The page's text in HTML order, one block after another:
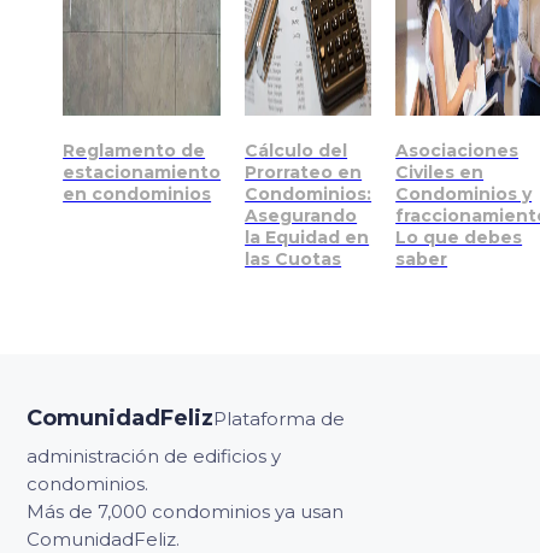
Reglamento de
estacionamiento
en condominios
Cálculo del
Prorrateo en
Condominios:
Asegurando
la Equidad en
las Cuotas
Asociaciones
Civiles en
Condominios y
Lo que debes
saber
ComunidadFelizPlataforma de
administración de edificios y
condominios.
Más de 7,000 condominios ya usan
ComunidadFeliz.